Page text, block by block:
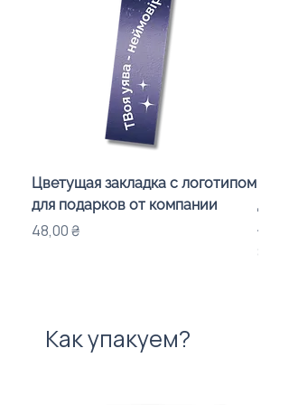
Цветущая закладка с логотипом
для подарков от компании
Цена
48,00 ₴
для
Цена
Как упакуем?